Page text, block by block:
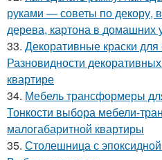
руками — советы по декору,
дерева, картона в домашних
33. Декоративные краски
Разновидности
квартире
34. Мебель трансформеры
Тонкости выбора мебели-
малогабаритной квартиры
35. Столешница с